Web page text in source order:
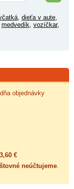
dieťa v aute
medvedík vozíčkar,
objednávky
3,60 €
neúčtujeme